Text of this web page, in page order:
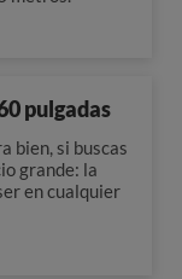
pulgadas
bien, si buscas
grande: la
en cualquier